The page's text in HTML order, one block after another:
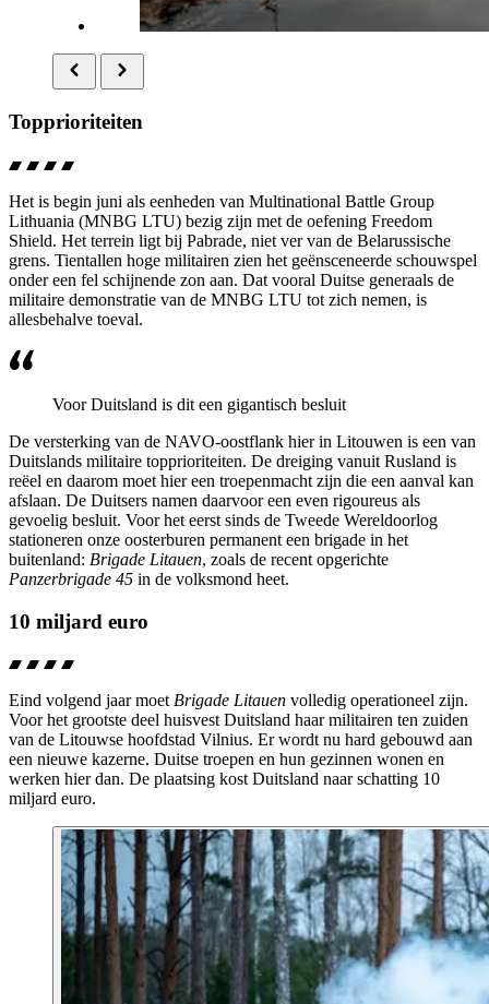
Topprioriteiten
Het is begin juni als eenheden van Multinational Battle Group
Lithuania (MNBG LTU) bezig zijn met de oefening Freedom
Shield. Het terrein ligt bij Pabrade, niet ver van de Belarussische
grens. Tientallen hoge militairen zien het geënsceneerde schouwspel
onder een fel schijnende zon aan. Dat vooral Duitse generaals de
militaire demonstratie van de MNBG LTU tot zich nemen, is
allesbehalve toeval.
Voor Duitsland is dit een gigantisch besluit
De versterking van de NAVO-oostflank hier in Litouwen is een van
Duitslands militaire topprioriteiten. De dreiging vanuit Rusland is
reëel en daarom moet hier een troepenmacht zijn die een aanval kan
afslaan. De Duitsers namen daarvoor een even rigoureus als
gevoelig besluit. Voor het eerst sinds de Tweede Wereldoorlog
stationeren onze oosterburen permanent een brigade in het
buitenland: Brigade Litauen, zoals de recent opgerichte
Panzerbrigade 45 in de volksmond heet.
10 miljard euro
Eind volgend jaar moet Brigade Litauen volledig operationeel zijn.
Voor het grootste deel huisvest Duitsland haar militairen ten zuiden
van de Litouwse hoofdstad Vilnius. Er wordt nu hard gebouwd aan
een nieuwe kazerne. Duitse troepen en hun gezinnen wonen en
werken hier dan. De plaatsing kost Duitsland naar schatting 10
miljard euro.